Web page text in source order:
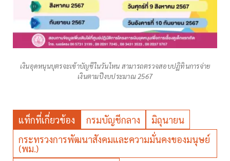
เงินอุดหนุนบุตรจะเข้าบัญชีในวันไหน สามารถตรวจสอบปฏิทินการจ่าย
เงินตามปีงบประมาณ 2567
แท็กที่เกี่ยวข้อง กรมบัญชีกลาง
มิถุนายน
กระทรวงการพัฒนาสังคมและความมั่นคงของมนุษย์
(พม.)